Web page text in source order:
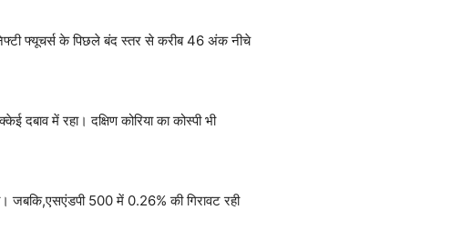
फ्यूचर्स के पिछले बंद स्तर से करीब 46 अंक नीचे
दबाव में रहा। दक्षिण कोरिया का कोस्पी भी
जबकि,एसएंडपी 500 में 0.26% की गिरावट रही